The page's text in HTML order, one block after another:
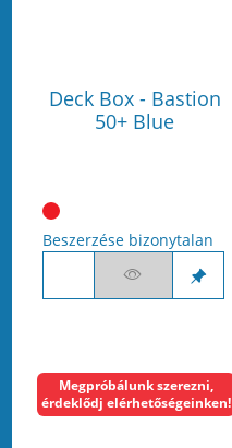
Deck Box - Bastion
50+ Blue
Beszerzése bizonytalan
Megpróbálunk szerezni,
érdeklődj elérhetőségeinken!